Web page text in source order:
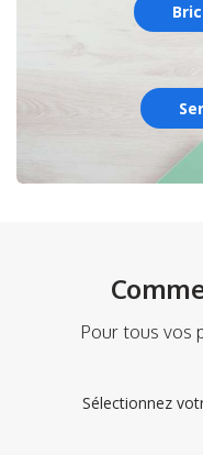
Pour tous vos
Sélectionnez